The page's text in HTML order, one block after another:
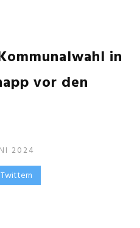
in
vor den
2024
Twittern